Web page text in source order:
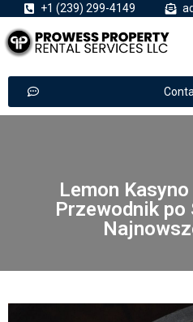
+1 (239) 299-4149
Lemon
Przewodnik po